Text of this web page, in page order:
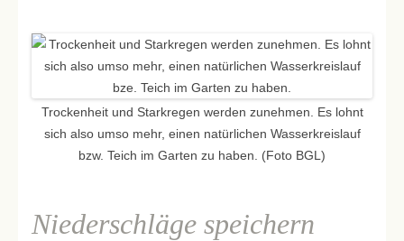
Trockenheit und Starkregen werden zunehmen. Es lohnt
sich also umso mehr, einen natürlichen Wasserkreislauf
bzw. Teich im Garten zu haben. (Foto BGL)
Niederschläge speichern